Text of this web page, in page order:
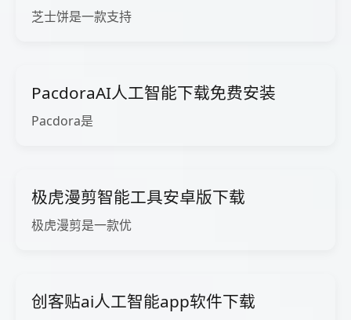
芝士饼是一款支持
PacdoraAI人工智能下载免费安装
Pacdora是
极虎漫剪智能工具安卓版下载
极虎漫剪是一款优
创客贴ai人工智能app软件下载